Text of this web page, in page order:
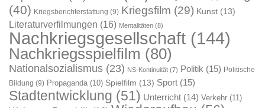
(40) Kriegsberichterstattung (9) Kriegsfilm (29) Kunst (13)
Literaturverfilmungen (16) Mentalitäten (8)
Nachkriegsgesellschaft (144)
Nachkriegsspielfilm (80)
Nationalsozialismus (23) NS-Kontinuität (7) Politik (15) Politische
Bildung (9) Propaganda (10) Spielfilm (13) Sport (15)
Stadtentwicklung (51) Unterricht (14) Verkehr (11)